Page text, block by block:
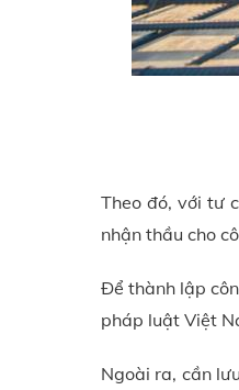
Theo đó, với tư
nhận thầu cho
Để thành lập
pháp luật Việt
Ngoài ra, cần